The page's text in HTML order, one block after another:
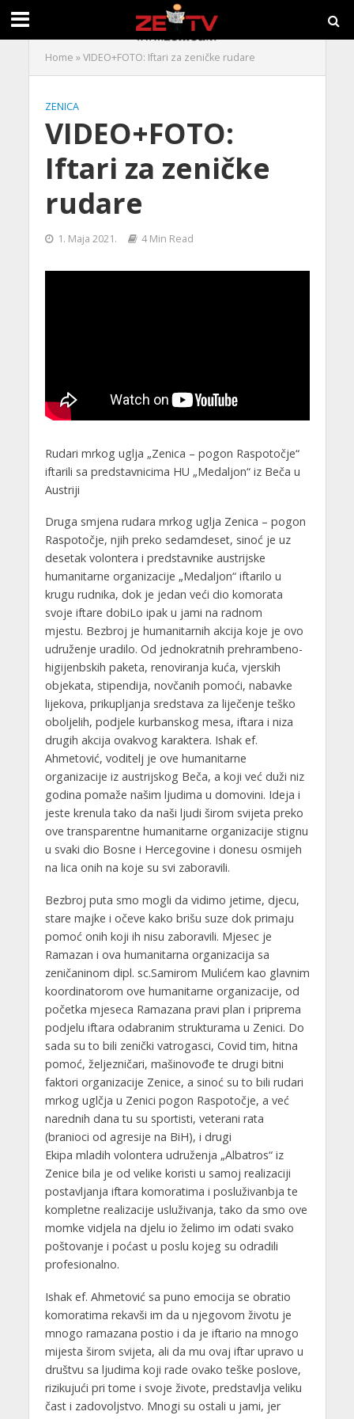
Home »VIDEO+FOTO: Iftari za zeničke rudare
ZENICA
VIDEO+FOTO:
Iftari za zeničke
rudare
1. Maja 2021. 4 Min Read
Rudari mrkog uglja „Zenica – pogon Raspotočje“
iftarili sa predstavnicima HU „Medaljon“ iz Beča u
Austriji
Druga smjena rudara mrkog uglja Zenica – pogon
Raspotočje, njih preko sedamdeset, sinoć je uz
desetak volontera i predstavnike austrijske
humanitarne organizacije „Medaljon“ iftarilo u
krugu rudnika, dok je jedan veći dio komorata
svoje iftare dobiLo ipak u jami na radnom
mjestu. Bezbroj je humanitarnih akcija koje je ovo
udruženje uradilo. Od jednokratnih prehrambeno-
higijenbskih paketa, renoviranja kuća, vjerskih
objekata, stipendija, novčanih pomoći, nabavke
lijekova, prikupljanja sredstava za liječenje teško
oboljelih, podjele kurbanskog mesa, iftara i niza
drugih akcija ovakvog karaktera. Ishak ef.
Ahmetović, voditelj je ove humanitarne
organizacije iz austrijskog Beča, a koji već duži niz
godina pomaže našim ljudima u domovini. Ideja i
jeste krenula tako da naši ljudi širom svijeta preko
ove transparentne humanitarne organizacije stignu
u svaki dio Bosne i Hercegovine i donesu osmijeh
na lica onih na koje su svi zaboravili.
Bezbroj puta smo mogli da vidimo jetime, djecu,
stare majke i očeve kako brišu suze dok primaju
pomoć onih koji ih nisu zaboravili. Mjesec je
Ramazan i ova humanitarna organizacija sa
zeničaninom dipl. sc.Samirom Mulićem kao glavnim
koordinatorom ove humanitarne organizacije, od
početka mjeseca Ramazana pravi plan i priprema
podjelu iftara odabranim strukturama u Zenici. Do
sada su to bili zenički vatrogasci, Covid tim, hitna
pomoć, željezničari, mašinovođe te drugi bitni
faktori organizacije Zenice, a sinoć su to bili rudari
mrkog uglčja u Zenici pogon Raspotočje, a već
narednih dana tu su sportisti, veterani rata
(branioci od agresije na BiH), i drugi
Ekipa mladih volontera udruženja „Albatros“ iz
Zenice bila je od velike koristi u samoj realizaciji
postavljanja iftara komoratima i posluživanbja te
kompletne realizacije usluživanja, tako da smo ove
momke vidjela na djelu io želimo im odati svako
poštovanje i poćast u poslu kojeg su odradili
profesionalno.
Ishak ef. Ahmetović sa puno emocija se obratio
komoratima rekavši im da u njegovom životu je
mnogo ramazana postio i da je iftario na mnogo
mijesta širom svijeta, ali da mu ovaj iftar upravo u
društvu sa ljudima koji rade ovako teške poslove,
rizikujući pri tome i svoje živote, predstavlja veliku
čast i zadovoljstvo. Mnogi su ostali u jami, jer